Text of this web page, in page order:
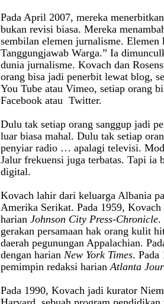
Pada April 2007, mereka
bukan revisi biasa. Mereka
sembilan elemen jurnalisme. Elemen
Tanggungjawab Warga.” Ia
dunia jurnalisme. Kovach dan
orang bisa jadi penerbit lewat blog,
You Tube atau Vimeo, setiap orang
Facebook atau Twitter.
Dulu tak setiap orang sanggup jadi
luar biasa mahal. Dulu tak setiap
penyiar radio … apalagi televisi.
Jalur frekuensi juga terbatas. Tapi ia
digital.
Kovach lahir dari keluarga Albania
Amerika Serikat. Pada 1959,
harian Johnson City Press-Chronicle.
gerakan persamaan hak orang kulit
daerah pegunungan Appalachian.
dengan harian New York Times. Pada
pemimpin redaksi harian Atlanta
Pada 1990, Kovach jadi kurator